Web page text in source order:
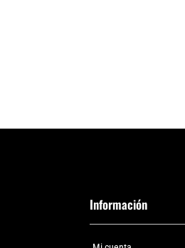
Información